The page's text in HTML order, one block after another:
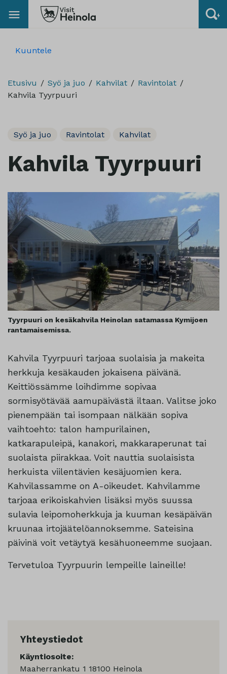
Kuuntele
Etusivu Syö ja juo Kahvilat
Ravintolat
Kahvila Tyyrpuuri
Syö ja juo Ravintolat Kahvilat
Kahvila Tyyrpuuri
Tyyrpuuri on kesäkahvila Heinolan satamassa Kymijoen
rantamaisemissa.
Kahvila Tyyrpuuri tarjoaa suolaisia ja makeita
herkkuja kesäkauden jokaisena päivänä.
Keittiössämme loihdimme sopivaa
sormisyötävää aamupäivästä iltaan. Valitse joko
pienempään tai isompaan nälkään sopiva
vaihtoehto: talon hampurilainen,
katkarapuleipä, kanakori, makkaraperunat tai
suolaista piirakkaa. Voit nauttia suolaisista
herkuista viilentävien kesäjuomien kera.
Kahvilassamme on A-oikeudet. Kahvilamme
tarjoaa erikoiskahvien lisäksi myös suussa
sulavia leipomoherkkuja ja kuuman kesäpäivän
kruunaa irtojäätelöannoksemme. Sateisina
päivinä voit vetäytyä kesähuoneemme suojaan.
Tervetuloa Tyyrpuurin lempeille laineille!
Yhteystiedot
Käyntiosoite:
Maaherrankatu 1 18100 Heinola